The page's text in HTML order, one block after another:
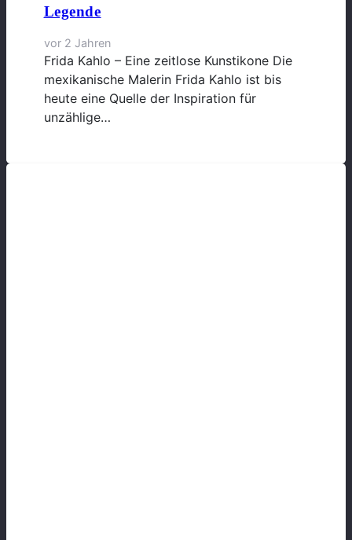
Legende
vor 2 Jahren
Frida Kahlo – Eine zeitlose Kunstikone Die
mexikanische Malerin Frida Kahlo ist bis
heute eine Quelle der Inspiration für
unzählige…